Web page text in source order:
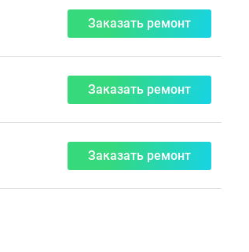
Заказать ремонт
Заказать ремонт
Заказать ремонт